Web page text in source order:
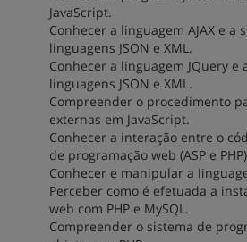
JavaScript.
Conhecer a linguagem AJAX e a
linguagens JSON e XML.
Conhecer a linguagem JQuery e
linguagens JSON e XML.
Compreender o procedimento
externas em JavaScript.
Conhecer a interação entre o
de programação web (ASP e
Conhecer e manipular a
Perceber como é efetuada a
web com PHP e MySQL.
Compreender o sistema de